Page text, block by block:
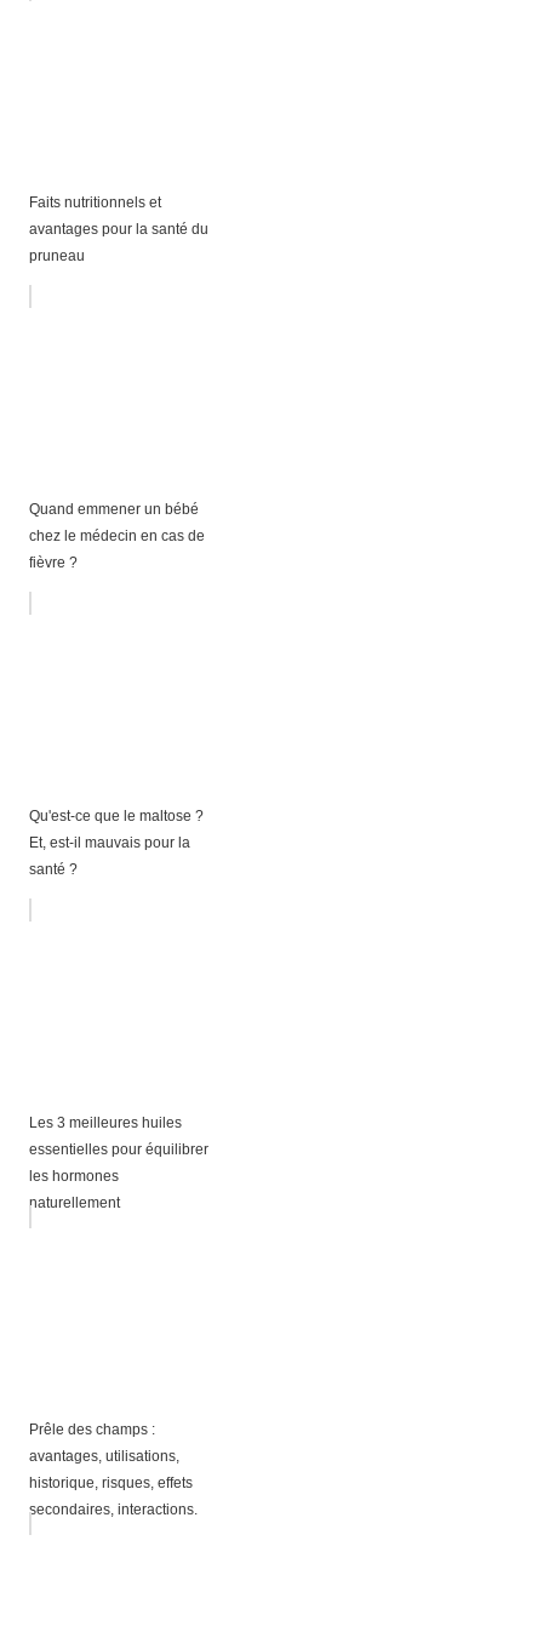
Faits nutritionnels et
avantages pour la santé du
pruneau
Quand emmener un bébé
chez le médecin en cas de
fièvre ?
Qu'est-ce que le maltose ?
Et, est-il mauvais pour la
santé ?
Les 3 meilleures huiles
essentielles pour équilibrer
les hormones
naturellement
Prêle des champs :
avantages, utilisations,
historique, risques, effets
secondaires, interactions.